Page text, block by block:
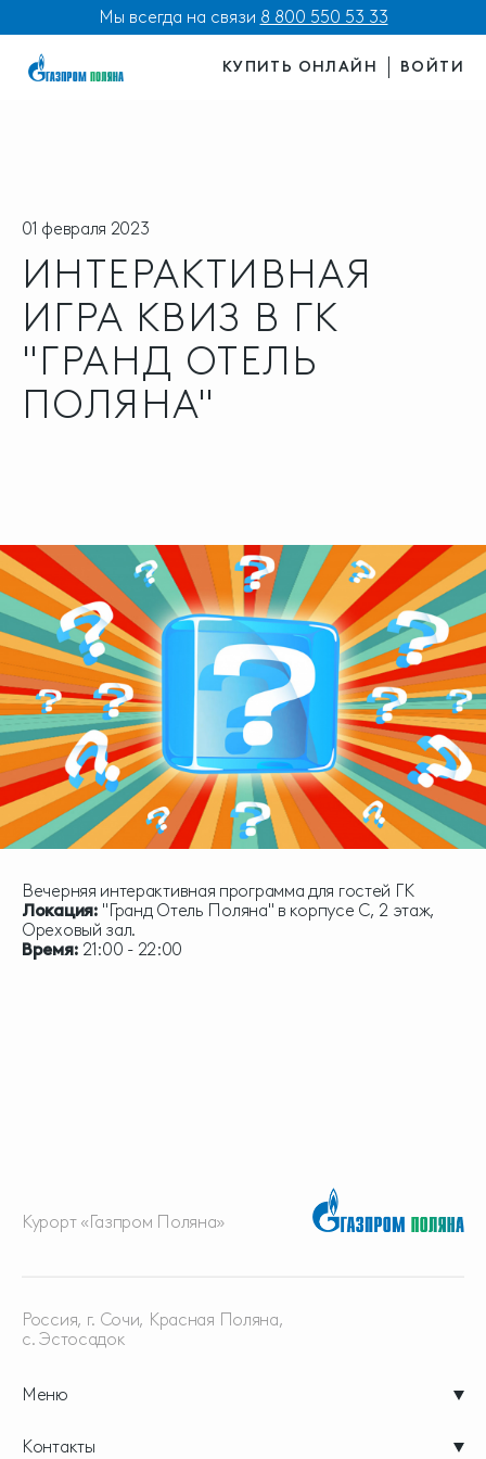
Мы всегда на связи 8 800 550 53 33
КУПИТЬ ОНЛАЙН ВОЙТИ
01 февраля 2023
ИНТЕРАКТИВНАЯ
ИГРА КВИЗ В ГК
"ГРАНД ОТЕЛЬ
ПОЛЯНА"
Вечерняя интерактивная программа для гостей ГК
Локация: "Гранд Отель Поляна" в корпусе С, 2 этаж,
Ореховый зал.
Время: 21:00 - 22:00
Курорт «Газпром Поляна»
Меню
Россия, г. Сочи, Красная Поляна,
с. Эстосадок
Контакты